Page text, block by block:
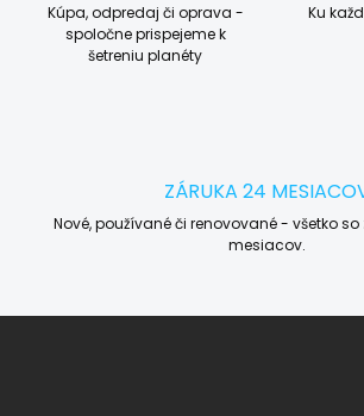
Kúpa, odpredaj či oprava -
spoločne prispejeme k
šetreniu planéty
Ku
ZÁRUKA 24
Nové, používané či renovované - všetko so
mesiacov.
Z